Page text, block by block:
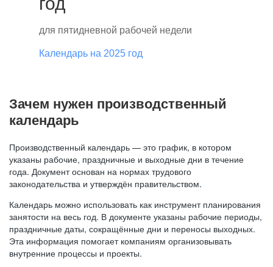
для пятидневной рабочей недели
Календарь на 2025 год
Зачем нужен производственный
календарь
Производственный календарь — это график, в котором
указаны рабочие, праздничные и выходные дни в течение
года. Документ основан на нормах трудового
законодательства и утверждён правительством.
Календарь можно использовать как инструмент планирования
занятости на весь год. В документе указаны рабочие периоды,
праздничные даты, сокращённые дни и переносы выходных.
Эта информация помогает компаниям организовывать
внутренние процессы и проекты.